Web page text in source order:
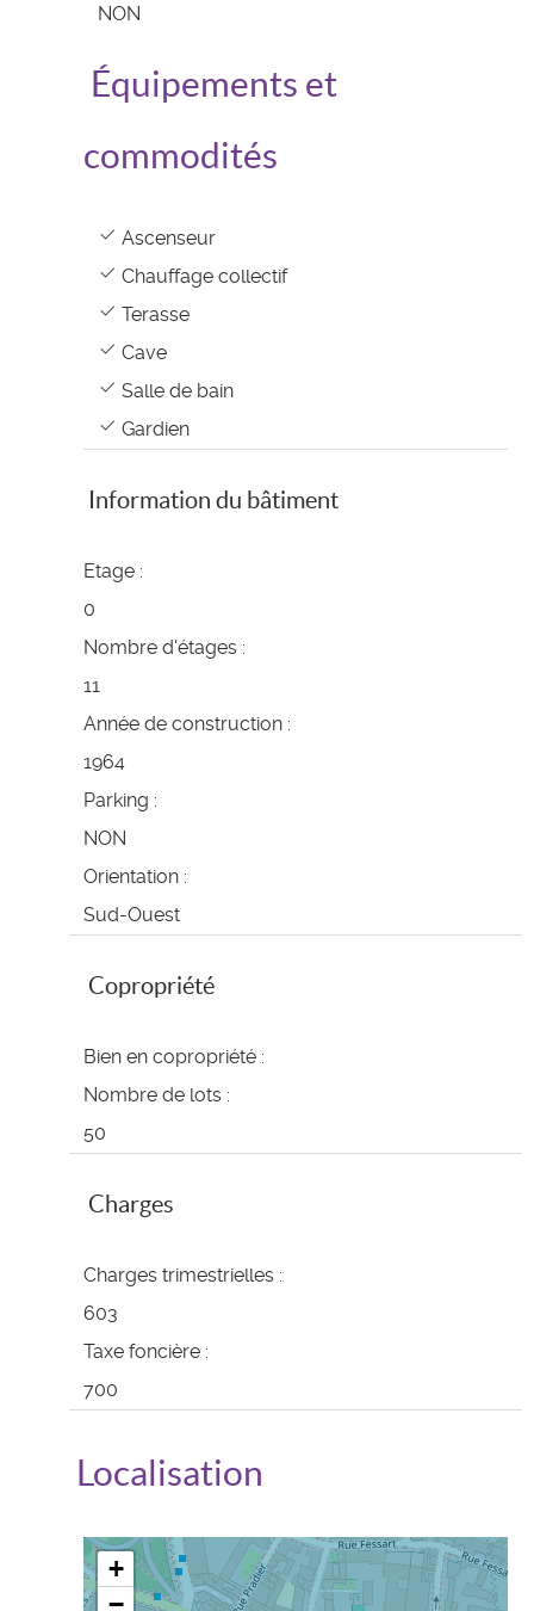
NON
Équipements et
commodités
Ascenseur
Chauffage collectif
Terasse
Cave
Salle de bain
Gardien
Information du bâtiment
Etage :
0
Nombre d'étages :
11
Année de construction :
1964
Parking :
NON
Orientation :
Sud-Ouest
Copropriété
Bien en copropriété :
Nombre de lots :
50
Charges
Charges trimestrielles :
603
Taxe foncière :
700
Localisation
+
−